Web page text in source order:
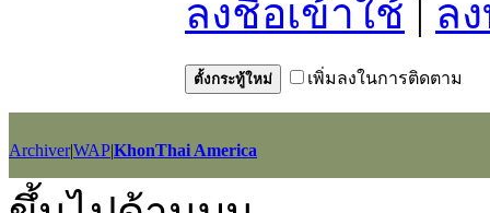
ลงชื่อเข้าใช้ | ล
ตั้งกระทู้ใหม่ เพิ่มลงในการติดตาม
Archiver|WAP|KhonThai America
GMT+7, 2026-8-7 12:34